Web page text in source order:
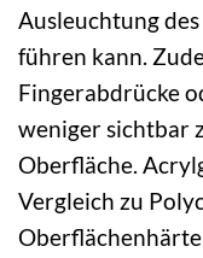
Ausleuchtung
führen kann.
Fingerabdrücke
weniger sichtbar
Oberfläche.
Vergleich zu